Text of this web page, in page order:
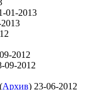
01-2013
2012
09-2012
(Архив) 23-06-2012